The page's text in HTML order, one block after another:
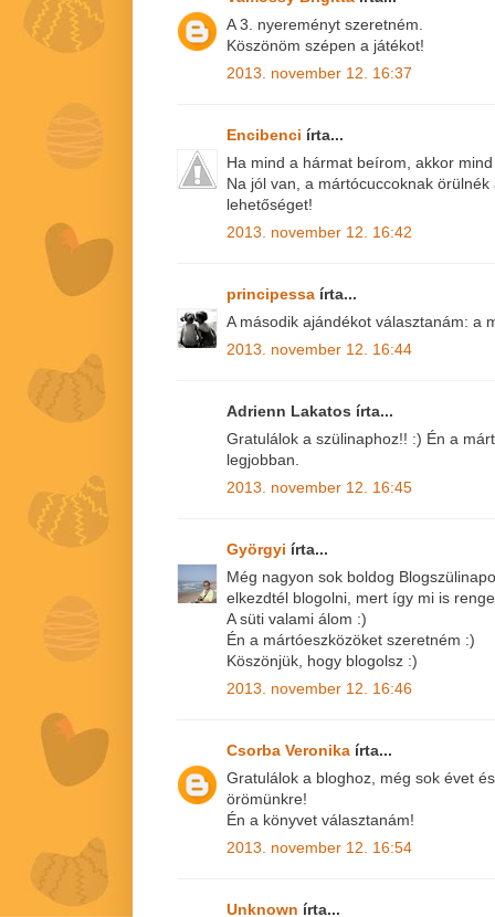
A 3. nyereményt szeretném.
Köszönöm szépen a játékot!
2013. november 12. 16:37
Encibenci írta...
Ha mind a hármat beírom, akkor
Na jól van, a mártócuccoknak
lehetőséget!
2013. november 12. 16:42
principessa írta...
A második ajándékot választanám: a
2013. november 12. 16:44
Adrienn Lakatos írta...
Gratulálok a szülinaphoz!! :) Én a
legjobban.
2013. november 12. 16:45
Györgyi írta...
Még nagyon sok boldog
elkezdtél blogolni, mert így mi is
A süti valami álom :)
Én a mártóeszközöket szeretném :)
Köszönjük, hogy blogolsz :)
2013. november 12. 16:46
Csorba Veronika írta...
Gratulálok a bloghoz, még sok évet
örömünkre!
Én a könyvet választanám!
2013. november 12. 16:54
Unknown írta...